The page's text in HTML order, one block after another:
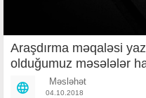
Araşdırma məqaləsi
olduğumuz məsələlər
Məsləhət
04.10.2018